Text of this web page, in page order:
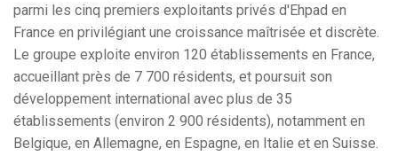
parmi les cinq premiers exploitants privés d'Ehpad en
France en privilégiant une croissance maîtrisée et discrète.
Le groupe exploite environ 120 établissements en France,
accueillant près de 7 700 résidents, et poursuit son
développement international avec plus de 35
établissements (environ 2 900 résidents), notamment en
Belgique, en Allemagne, en Espagne, en Italie et en Suisse.